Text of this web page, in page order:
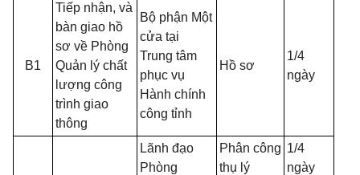
B1
Tiếp nhận, và
bàn giao hồ
sơ về Phòng
Quản lý chất
lượng công
trình giao
thông
Bộ phận Một
cửa tại
Trung tâm
phục vụ
Hành chính
công tỉnh
Hồ sơ
1/4
ngày
Lãnh đạo
Phòng
Phân công
thụ lý
1/4
ngày